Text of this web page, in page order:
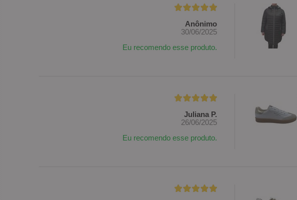
Anônimo
30/06/2025
Eu recomendo esse produto.
Juliana P.
26/06/2025
Eu recomendo esse produto.